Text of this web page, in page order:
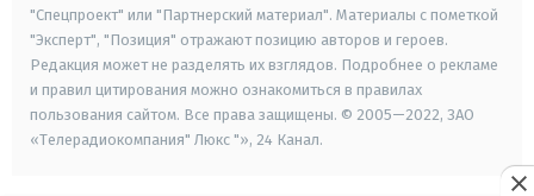
"Спецпроект" или "Партнерский материал". Материалы с пометкой
"Эксперт", "Позиция" отражают позицию авторов и героев.
Редакция может не разделять их взглядов. Подробнее о рекламе
и правил цитирования можно ознакомиться в правилах
пользования сайтом. Все права защищены. © 2005—2022, ЗАО
«Телерадиокомпания" Люкс "», 24 Канал.